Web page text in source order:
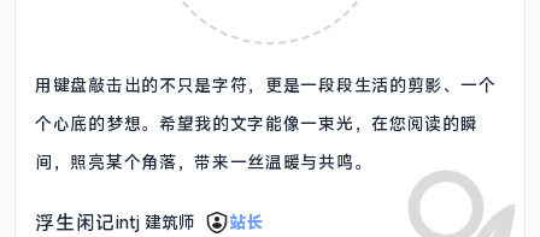
用键盘敲击出的不只是字符，更是一段段生活的剪影、一个
个心底的梦想。希望我的文字能像一束光，在您阅读的瞬
间，照亮某个角落，带来一丝温暖与共鸣。
浮生闲记intj 建筑师 站长